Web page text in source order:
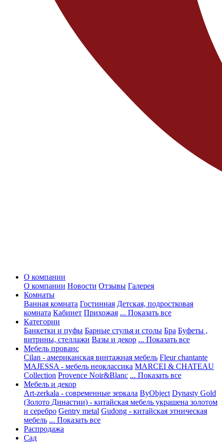
О компании
О компании Новости Отзывы Галерея
Комнаты
Ванная комната Гостинная Детская, подростковая
комната Кабинет Прихожая ... Показать все
Категории
Банкетки и пуфы Барные стулья и столы Бра Буфеты ,
витрины, стеллажи Вазы и декор ... Показать все
Мебель прованс
Cilan - американская винтажная мебель Fleur chantante
MAJESSA - мебель неоклассика MARCEI & CHATEAU
Collection Provence Noir&Blanc ... Показать все
Мебель и декор
Art-zerkala - современные зеркала ByObject Dynasty Gold
(Золото Династии) - китайская мебель украшена золотом
и серебро Gentry metal Gudong - китайская этническая
мебель ... Показать все
Распродажа
Сад